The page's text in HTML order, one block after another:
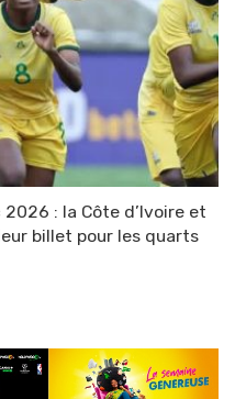
: la Côte d’Ivoire et
billet pour les quarts